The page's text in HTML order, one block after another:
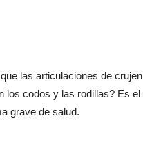
las articulaciones de
los codos y las rodillas? Es
grave de salud.